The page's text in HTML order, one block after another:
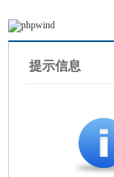
提示信息